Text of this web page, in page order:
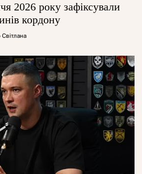
2026 року зафіксували
кордону